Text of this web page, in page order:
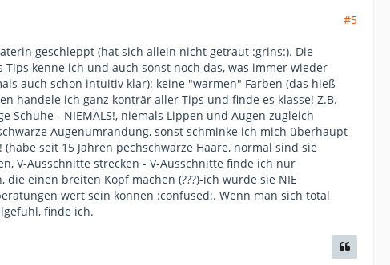
#5
geschleppt (hat sich allein nicht getraut :grins:). Die
kenne ich und auch sonst noch das, was immer wieder
auch schon intuitiv klar): keine "warmen" Farben (das hieß
handele ich ganz konträr aller Tips und finde es klasse! Z.B.
Schuhe - NIEMALS!, niemals Lippen und Augen zugleich
Augenumrandung, sonst schminke ich mich überhaupt
seit 15 Jahren pechschwarze Haare, normal sind sie
V-Ausschnitte strecken - V-Ausschnitte finde ich nur
die einen breiten Kopf machen (???)-ich würde sie NIE
wert sein können :confused:. Wenn man sich total
finde ich.